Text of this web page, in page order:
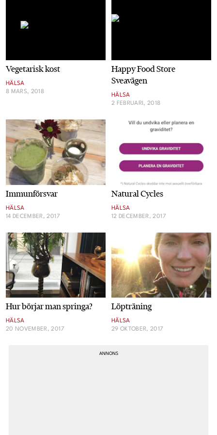
Vegetarisk kost
HÄLSA
8 MARS, 2018
Happy Food Store
Sveavägen
HÄLSA
2 FEBRUARI, 2018
Immunförsvar
HÄLSA
14 DECEMBER, 2017
Natural Cycles
HÄLSA
12 DECEMBER, 2017
Hur börjar man springa?
HÄLSA
20 NOVEMBER, 2017
Löpträning
HÄLSA
29 OKTOBER, 2017